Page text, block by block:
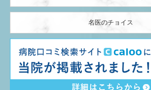
名医のチョイス